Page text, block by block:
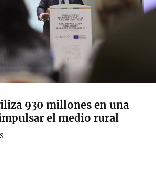
930 millones en una
el medio rural